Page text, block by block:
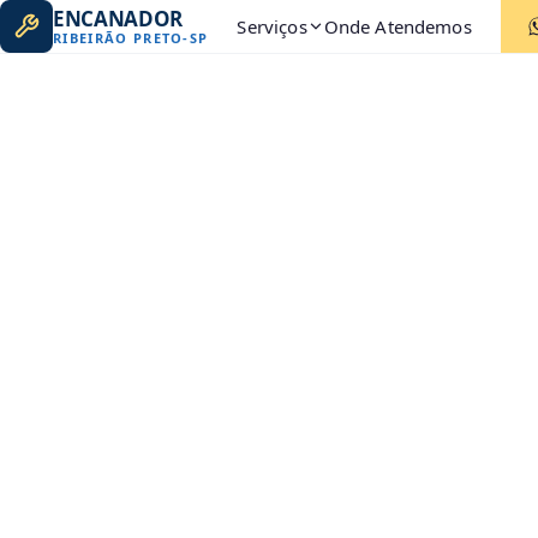
ENCANADOR
RIBEIRÃO PRETO-SP Serviços Onde Atendemos